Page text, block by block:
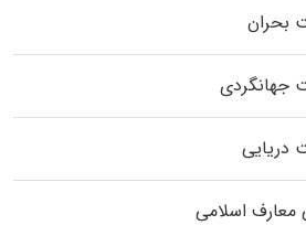
بحران
جهانگردی
دریایی
اسلامی